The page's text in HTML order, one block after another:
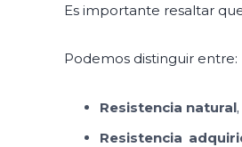
Es importante resaltar
Podemos distinguir entre:
Resistencia natural
Resistencia